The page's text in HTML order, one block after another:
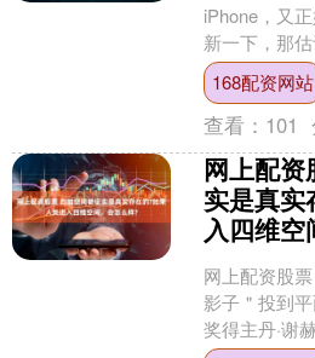
iPhone，又
新一下，那
果又把官网
了一轮。 我
168配资网站
查看： 101
网上配
实是真
入四维
网上配资股
影子＂投到
奖得主丹·谢